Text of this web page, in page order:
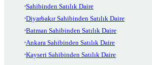
Sahibinden Satılık Daire
Diyarbakır Sahibinden Satılık Daire
Batman Sahibinden Satılık Daire
Ankara Sahibinden Satılık Daire
Kayseri Sahibinden Satılık Daire